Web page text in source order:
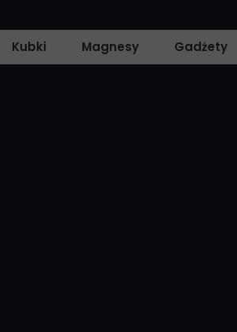
Kubki Magnesy Gadżety